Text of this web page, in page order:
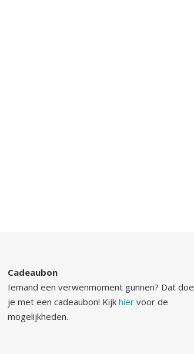
Cadeaubon
Iemand een verwenmoment gunnen? Dat doe
je met een cadeaubon! Kijk hier voor de
mogelijkheden.